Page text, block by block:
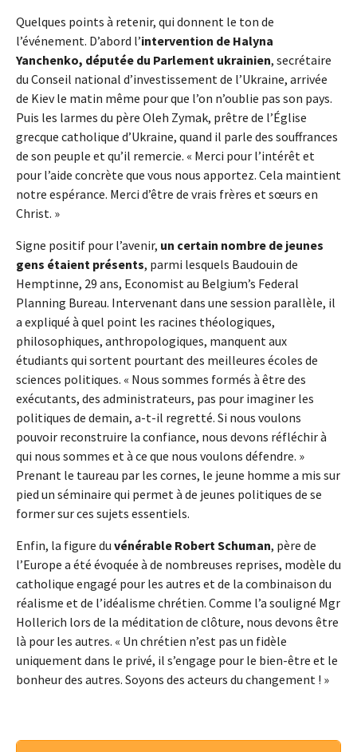
Quelques points à retenir, qui donnent le ton de
l’événement. D’abord l’intervention de Halyna
Yanchenko, députée du Parlement ukrainien, secrétaire
du Conseil national d’investissement de l’Ukraine, arrivée
de Kiev le matin même pour que l’on n’oublie pas son pays.
Puis les larmes du père Oleh Zymak, prêtre de l’Église
grecque catholique d’Ukraine, quand il parle des souffrances
de son peuple et qu’il remercie. « Merci pour l’intérêt et
pour l’aide concrète que vous nous apportez. Cela maintient
notre espérance. Merci d’être de vrais frères et sœurs en
Christ. »
Signe positif pour l’avenir, un certain nombre de jeunes
gens étaient présents, parmi lesquels Baudouin de
Hemptinne, 29 ans, Economist au Belgium’s Federal
Planning Bureau. Intervenant dans une session parallèle, il
a expliqué à quel point les racines théologiques,
philosophiques, anthropologiques, manquent aux
étudiants qui sortent pourtant des meilleures écoles de
sciences politiques. « Nous sommes formés à être des
exécutants, des administrateurs, pas pour imaginer les
politiques de demain, a-t-il regretté. Si nous voulons
pouvoir reconstruire la confiance, nous devons réfléchir à
qui nous sommes et à ce que nous voulons défendre. »
Prenant le taureau par les cornes, le jeune homme a mis sur
pied un séminaire qui permet à de jeunes politiques de se
former sur ces sujets essentiels.
Enfin, la figure du vénérable Robert Schuman, père de
l’Europe a été évoquée à de nombreuses reprises, modèle du
catholique engagé pour les autres et de la combinaison du
réalisme et de l’idéalisme chrétien. Comme l’a souligné Mgr
Hollerich lors de la méditation de clôture, nous devons être
là pour les autres. « Un chrétien n’est pas un fidèle
uniquement dans le privé, il s’engage pour le bien-être et le
bonheur des autres. Soyons des acteurs du changement ! »